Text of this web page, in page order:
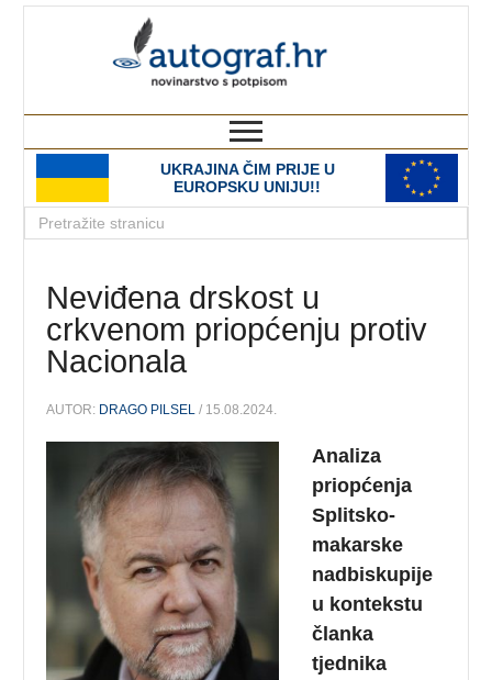
UKRAJINA ČIM PRIJE U
EUROPSKU UNIJU!!
Neviđena drskost u
crkvenom priopćenju protiv
Nacionala
AUTOR: DRAGO PILSEL / 15.08.2024.
Analiza
priopćenja
Splitsko-
makarske
nadbiskupije
u kontekstu
članka
tjednika